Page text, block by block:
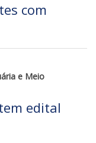
com
e Meio
edital